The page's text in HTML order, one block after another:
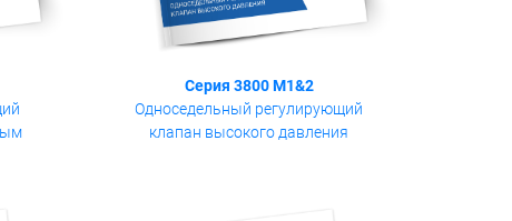
Серия 3800 M1&2
Односедельный регулирующий
клапан высокого давления